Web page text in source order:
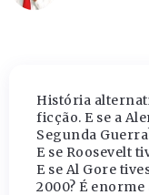
História
ficção. E se a
Segunda
E se Roosevelt
E se Al Gore
2000? É